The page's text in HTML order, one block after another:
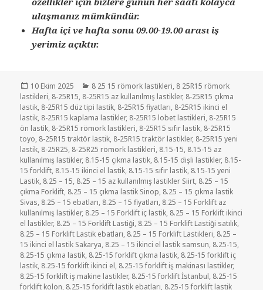
ulaşmanız mümkündür.
Hafta içi ve hafta sonu 09.00-19.00 arası iş
yerimiz açıktır.
Yayın
tarihi
10 Ekim 2025 Kategoriler
8 25 15 römork lastikleri, 8 25R15 römork
lastikleri, 8-25R15, 8-25R15 az kullanılmış lastikler, 8-25R15 çıkma
lastik, 8-25R15 düz tipi lastik, 8-25R15 fiyatları, 8-25R15 ikinci el
lastik, 8-25R15 kaplama lastikler, 8-25R15 lobet lastikleri, 8-25R15
ön lastik, 8-25R15 römork lastikleri, 8-25R15 sıfır lastik, 8-25R15
toyo, 8-25R15 traktör lastik, 8-25R15 traktör lastikler, 8-25R15 yeni
lastik, 8-25R25, 8-25R25 römork lastikleri, 8.15-15, 8.15-15 az
kullanılmış lastikler, 8.15-15 çıkma lastik, 8.15-15 dişli lastikler, 8.15-
15 forklift, 8.15-15 ikinci el lastik, 8.15-15 sıfır lastik, 8.15-15 yeni
Lastik, 8.25 – 15, 8.25 – 15 az kullanılmış lastikler Siirt, 8.25 – 15
çıkma Forklift, 8.25 – 15 çıkma lastik Sinop, 8.25 – 15 çıkma lastik
Sivas, 8.25 – 15 ebatları, 8.25 – 15 fiyatları, 8.25 – 15 Forklift az
kullanılmış lastikler, 8.25 – 15 Forklift iç lastik, 8.25 – 15 Forklift ikinci
el lastikler, 8.25 – 15 Forklift Lastiği, 8.25 – 15 Forklift Lastiği satılık,
8.25 – 15 Forklift Lastik ebatları, 8.25 – 15 Forklift Lastikleri, 8.25 –
15 ikinci el lastik Sakarya, 8.25 – 15 ikinci el lastik samsun, 8.25-15,
8.25-15 çıkma lastik, 8.25-15 forklift çıkma lastik, 8.25-15 forklift iç
lastik, 8.25-15 forklift ikinci el, 8.25-15 forklift iş makinası lastikler,
8.25-15 forklift iş makine lastikler, 8.25-15 forklift İstanbul, 8.25-15
forklift kolon, 8.25-15 forklift lastik ebatları, 8.25-15 forklift lastik